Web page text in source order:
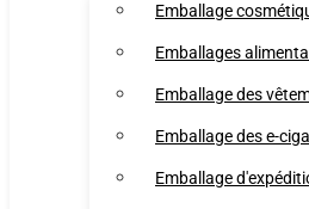
Emballage
Emballages
Emballage des
Emballage des e-
Emballage